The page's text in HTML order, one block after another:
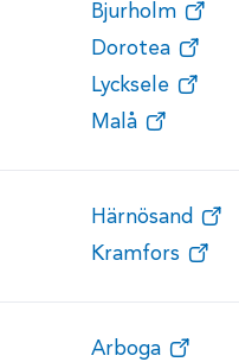
Bjurholm
Dorotea
Lycksele
Malå
Härnösand
Kramfors
Arboga